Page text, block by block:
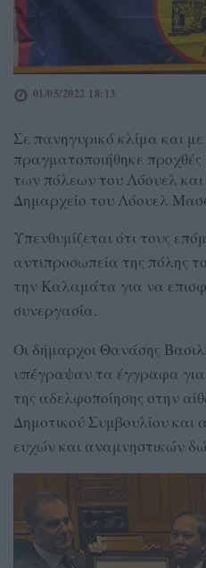
01/05/2022 18:13
Σε πανηγυρικό κλίμα και
πραγματοποιήθηκε
των πόλεων του Λόουελ
Δημαρχείο του Λόουελ
Υπενθυμίζεται ότι τους
αντιπροσωπεία της πόλης
την Καλαμάτα για να
συνεργασία.
Οι δήμαρχοι Θανάσης
υπέγραψαν τα έγγραφα
της αδελφοποίησης στην
Δημοτικού Συμβουλίου
ευχών και αναμνηστικών